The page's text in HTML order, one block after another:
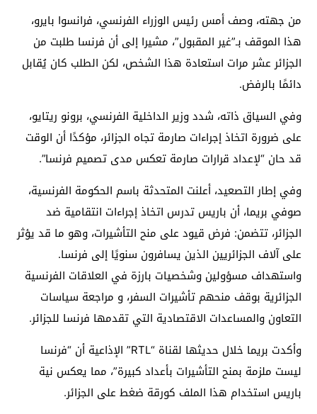
من جهته، وصف أمس رئيس الوزراء الفرنسي، فرانسوا بايرو،
هذا الموقف بـ”غير المقبول”، مشيرا إلى أن فرنسا طلبت من
الجزائر عشر مرات استعادة هذا الشخص، لكن الطلب كان يُقابل
دائمًا بالرفض.
وفي السياق ذاته، شدد وزير الداخلية الفرنسي، برونو ريتايو،
على ضرورة اتخاذ إجراءات صارمة تجاه الجزائر، مؤكدًا أن الوقت
قد حان “لإعداد قرارات صارمة تعكس مدى تصميم فرنسا”.
وفي إطار التصعيد، أعلنت المتحدثة باسم الحكومة الفرنسية،
صوفي بريما، أن باريس تدرس اتخاذ إجراءات انتقامية ضد
الجزائر، تتضمن: فرض قيود على منح التأشيرات، وهو ما قد يؤثر
على آلاف الجزائريين الذين يسافرون سنويًا إلى فرنسا.
واستهداف مسؤولين وشخصيات بارزة في العلاقات الفرنسية
الجزائرية بوقف منحهم تأشيرات السفر، و مراجعة سياسات
التعاون والمساعدات الاقتصادية التي تقدمها فرنسا للجزائر.
وأكدت بريما خلال حديثها لقناة “RTL” الإذاعية أن “فرنسا
ليست ملزمة بمنح التأشيرات بأعداد كبيرة”، مما يعكس نية
باريس استخدام هذا الملف كورقة ضغط على الجزائر.